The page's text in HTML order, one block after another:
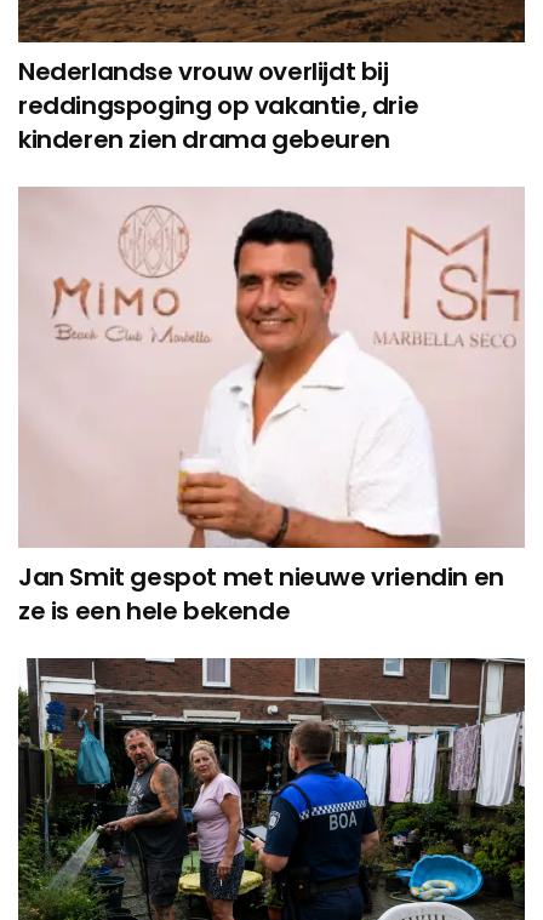
Nederlandse vrouw overlijdt bij
reddingspoging op vakantie, drie
kinderen zien drama gebeuren
Jan Smit gespot met nieuwe vriendin en
ze is een hele bekende